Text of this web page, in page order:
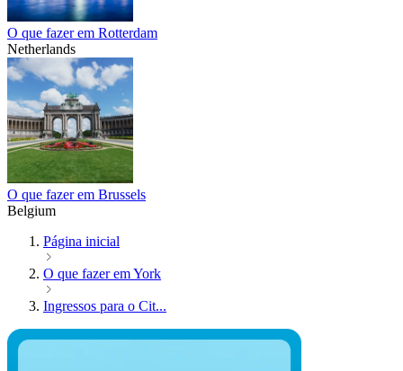
O que fazer em Rotterdam
Netherlands
O que fazer em Brussels
Belgium
Página inicial
O que fazer em York
Ingressos para o Cit...